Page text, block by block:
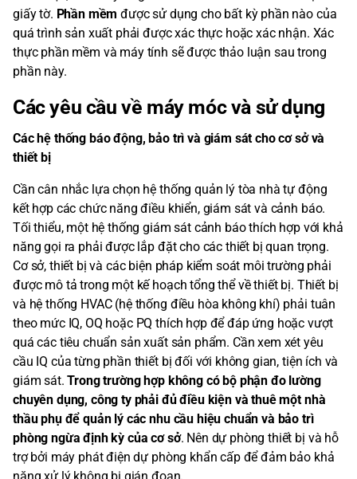
giấy tờ. Phần mềm được sử dụng cho bất kỳ phần nào của
quá trình sản xuất phải được xác thực hoặc xác nhận. Xác
thực phần mềm và máy tính sẽ được thảo luận sau trong
phần này.
Các yêu cầu về máy móc và sử dụng
Các hệ thống báo động, bảo trì và giám sát cho cơ sở và
thiết bị
Cần cân nhắc lựa chọn hệ thống quản lý tòa nhà tự động
kết hợp các chức năng điều khiển, giám sát và cảnh báo.
Tối thiểu, một hệ thống giám sát cảnh báo thích hợp với khả
năng gọi ra phải được lắp đặt cho các thiết bị quan trọng.
Cơ sở, thiết bị và các biện pháp kiểm soát môi trường phải
được mô tả trong một kế hoạch tổng thể về thiết bị. Thiết bị
và hệ thống HVAC (hệ thống điều hòa không khí) phải tuân
theo mức IQ, OQ hoặc PQ thích hợp để đáp ứng hoặc vượt
quá các tiêu chuẩn sản xuất sản phẩm. Cần xem xét yêu
cầu IQ của từng phần thiết bị đối với không gian, tiện ích và
giám sát.Trong trường hợp không có bộ phận đo lường
chuyên dụng, công ty phải đủ điều kiện và thuê một nhà
thầu phụ để quản lý các nhu cầu hiệu chuẩn và bảo trì
phòng ngừa định kỳ của cơ sở. Nên dự phòng thiết bị và hỗ
trợ bởi máy phát điện dự phòng khẩn cấp để đảm bảo khả